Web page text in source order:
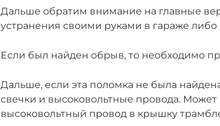
Дальше обратим внимание на главные
устранения своими руками в гараже либо
Если был найден обрыв, то необходимо
Дальше, если эта поломка не была
свечки и высоковольтные провода. Может
высоковольтный провод в крышку